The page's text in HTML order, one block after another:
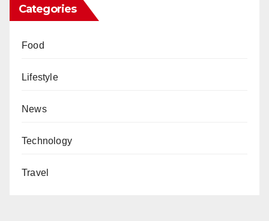
Categories
Food
Lifestyle
News
Technology
Travel